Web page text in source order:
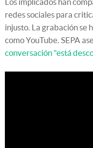
Los implicados han
redes sociales para
injusto. La grabación se
como YouTube. SEPA
conversación "está